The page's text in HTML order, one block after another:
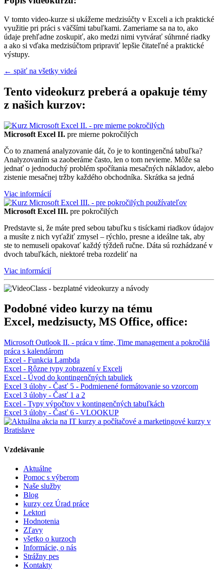
V tomto video-kurze si ukážeme medzisúčty v Exceli a ich praktické
využitie pri práci s väčšími tabuľkami. Zameriame sa na to, ako
údaje prehľadne zoskupiť, ako medzi nimi vytvárať súhrnné riadky
a ako si vďaka medzisúčtom pripraviť lepšie čitateľné a praktické
výstupy.
← späť na všetky videá
Tento videokurz preberá a opakuje témy
z našich kurzov:
Microsoft Excel II. pre mierne pokročilých
Čo to znamená analyzovanie dát, čo je to kontingenčná tabuľka?
Analyzovaním sa zaoberáme často, len o tom nevieme. Môže sa
jednať o jednoduchý problém spočítania mesačných nákladov, alebo
zistenie mesačnej tržby každého obchodníka. Skrátka sa jedná
Viac informácií
Microsoft Excel III. pre pokročilých
Predstavte si, že máte pred sebou tabuľku s tisíckami riadkov údajov
a musíte z nich vyťažiť zmysel – rýchlo, presne a ideálne tak, aby
ste to nemuseli opakovať každý týždeň ručne. Dáta sú rozhádzané v
dvoch tabuľkách, niektoré treba rozdeliť na
Viac informácií
Podobné video kurzy na tému
Excel, medzisucty, MS Office, office:
Microsoft Outlook II. - práca v tíme, Time management a pokročilá
práca s kalendárom
Excel - Funkcia Lambda
Excel - Rôzne typy zobrazení v Exceli
Excel - Úvod do kontingenčných tabuliek
Excel 3 úlohy - Časť 5 - Podmienené formátovanie so vzorcom
Excel 3 úlohy - Časť 1 a 2
Excel - Typy výpočtov v kontingenčných tabuľkách
Excel 3 úlohy - Časť 6 - VLOOKUP
Vzdelávanie
Aktuálne
Pomoc s výberom
Naše služby
Blog
kurzy cez Úrad práce
Lektori
Hodnotenia
Zľavy
všetko o kurzoch
Informácie, o nás
Strážny pes
Kontakty